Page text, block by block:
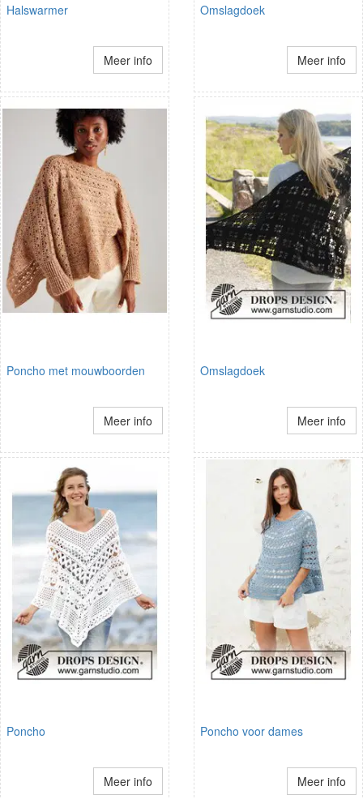
Halswarmer
Meer info
Omslagdoek
Meer info
Poncho met mouwboorden
Meer info
Omslagdoek
Meer info
Poncho
Meer info
Poncho voor dames
Meer info